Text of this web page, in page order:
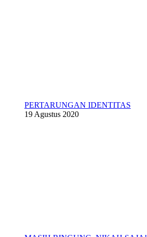
PERTARUNGAN IDENTITAS
19 Agustus 2020